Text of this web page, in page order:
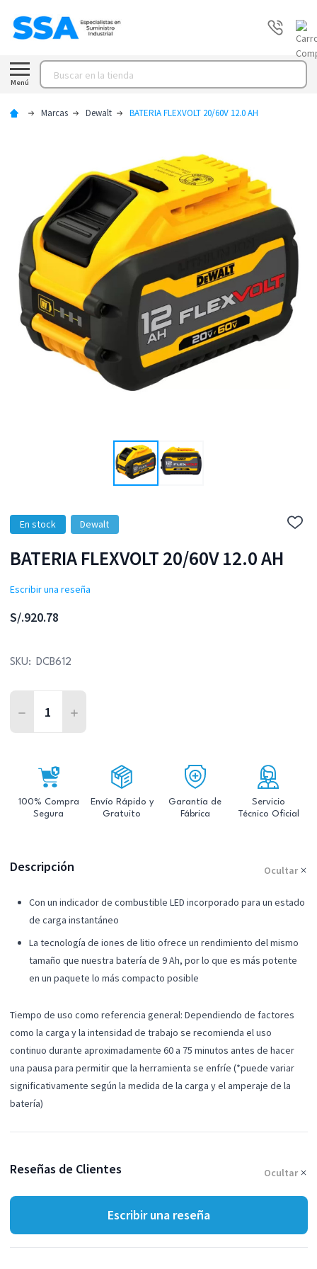
Menú
Buscar
Marcas Dewalt BATERIA FLEXVOLT 20/60V 12.0 AH
En stock Dewalt
BATERIA FLEXVOLT 20/60V 12.0 AH
Escribir una reseña
S/.920.78
SKU: DCB612
Disminuir la cantidad de BATERIA FLEXVOLT 20/60V
Aumentar la cantidad de BATERIA FLEXVOLT
100% Compra
Segura
Envío Rápido y
Gratuito
Garantía de
Fábrica
Servicio
Técnico Oficial
Descripción Ocultar
Con un indicador de combustible LED incorporado para un estado
de carga instantáneo
La tecnología de iones de litio ofrece un rendimiento del mismo
tamaño que nuestra batería de 9 Ah, por lo que es más potente
en un paquete lo más compacto posible
Tiempo de uso como referencia general: Dependiendo de factores
como la carga y la intensidad de trabajo se recomienda el uso
continuo durante aproximadamente 60 a 75 minutos antes de hacer
una pausa para permitir que la herramienta se enfríe (*puede variar
significativamente según la medida de la carga y el amperaje de la
batería)
Reseñas de Clientes Ocultar
Escribir una reseña